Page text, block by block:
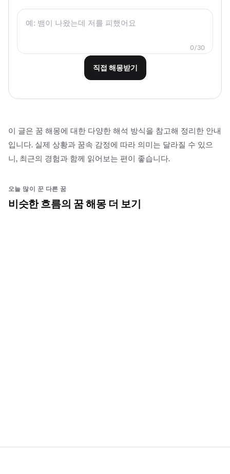
0/30
직접 해몽받기
이 글은 꿈 해몽에 대한 다양한 해석 방식을 참고해 정리한 안내
입니다. 실제 상황과 꿈속 감정에 따라 의미는 달라질 수 있으
니, 최근의 경험과 함께 읽어보는 편이 좋습니다.
오늘 많이 꾼 다른 꿈
비슷한 흐름의 꿈 해몽 더 보기